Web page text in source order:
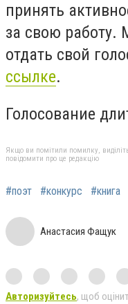
принять
за свою работу.
отдать свой
ссылке.
Голосование
Якщо ви помітили помилку,
повідомити про це редакцію
#поэт #конкурс #книга
Анастасия Фащук
Авторизуйтесь, щоб